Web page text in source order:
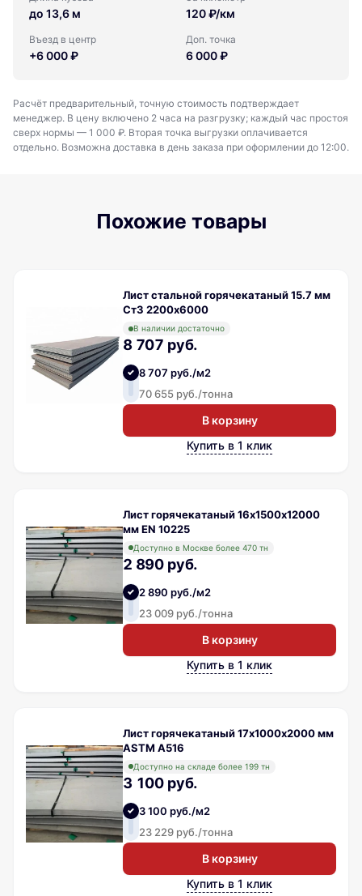
до 13,6 м 120 ₽/км
Въезд в центр
+6 000 ₽
Доп. точка
6 000 ₽
Расчёт предварительный, точную стоимость подтверждает
менеджер. В цену включено 2 часа на разгрузку; каждый час простоя
сверх нормы — 1 000 ₽. Вторая точка выгрузки оплачивается
отдельно. Возможна доставка в день заказа при оформлении до 12:00.
Похожие товары
Лист стальной горячекатаный 15.7 мм
Ст3 2200х6000
В наличии достаточно
8 707 руб.
8 707 руб./м2
70 655 руб./тонна
В корзину
Купить в 1 клик
Лист горячекатаный 16х1500х12000
мм EN 10225
Доступно в Москве более 470 тн
2 890 руб.
2 890 руб./м2
23 009 руб./тонна
В корзину
Купить в 1 клик
Лист горячекатаный 17х1000х2000 мм
ASTM A516
Доступно на складе более 199 тн
3 100 руб.
3 100 руб./м2
23 229 руб./тонна
В корзину
Купить в 1 клик